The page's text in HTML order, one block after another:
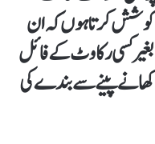
کرتا ہوں کہ ان
کسی رکاوٹ کے فائل
پینے سے بندے کی